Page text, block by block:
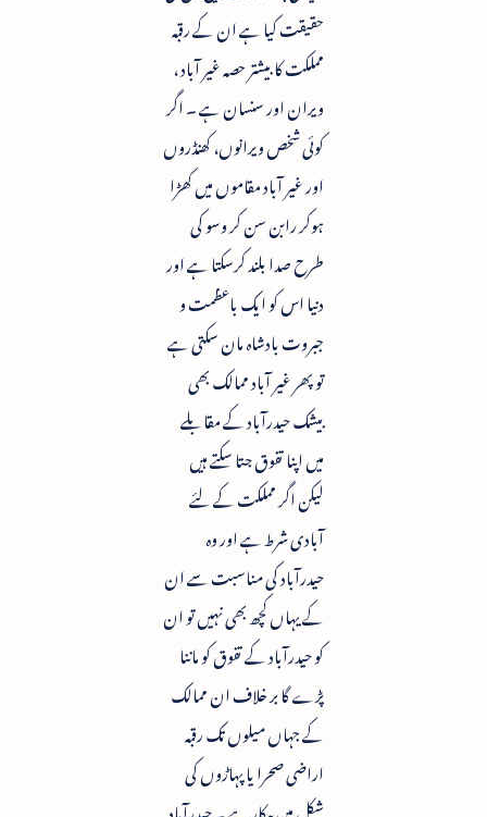
حقیقت کیا ہے ان کے رقبہ
مملکت کا بیشتر حصہ غیر آباد ،
ویران اور سنسان ہے ۔ اگر
کوئی شخص ویرانوں، کھنڈروں
اور غیر آباد مقاموں میں کھڑا
ہوکر رابن سن کر وسو کی
طرح صدا بلند کرسکتا ہے اور
دنیا اس کو ایک باعظمت و
جبروت بادشاہ مان سکتی ہے
تو پھر غیر آباد ممالک بھی
بیشک حیدرآباد کے مقابلے
میں اپنا تفوق جتا سکتے ہیں
لیکن اگر مملکت کے لئے
آبادی شرط ہے اور وہ
حیدرآباد کی مناسبت سے ان
کے یہاں کچھ بھی نہیں تو ان
کو حیدرآباد کے تفوق کو ماننا
پڑے گا بر خلاف ان ممالک
کے جہاں میلوں تک رقبہ
اراضی صحرا یا پہاڑوں کی